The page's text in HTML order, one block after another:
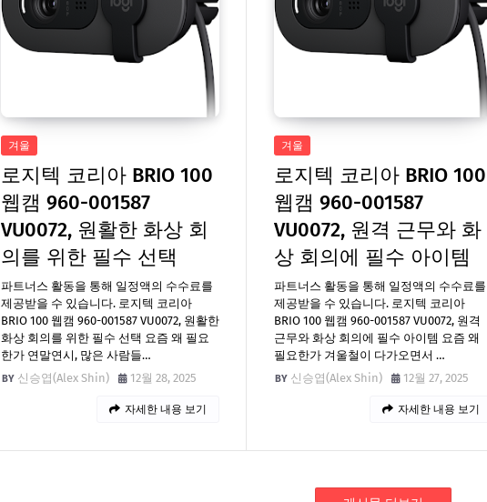
겨울
로지텍 코리아 BRIO 100
웹캠 960-001587
VU0072, 원활한 화상 회
의를 위한 필수 선택
파트너스 활동을 통해 일정액의 수수료를
제공받을 수 있습니다. 로지텍 코리아
BRIO 100 웹캠 960-001587 VU0072, 원활한
화상 회의를 위한 필수 선택 요즘 왜 필요
한가 연말연시, 많은 사람들…
신승엽(Alex Shin)
12월 28, 2025
자세한 내용 보기
겨울
로지텍 코리아 BRIO 100
웹캠 960-001587
VU0072, 원격 근무와 화
상 회의에 필수 아이템
파트너스 활동을 통해 일정액의 수수료를
제공받을 수 있습니다. 로지텍 코리아
BRIO 100 웹캠 960-001587 VU0072, 원격
근무와 화상 회의에 필수 아이템 요즘 왜
필요한가 겨울철이 다가오면서 …
신승엽(Alex Shin)
12월 27, 2025
자세한 내용 보기